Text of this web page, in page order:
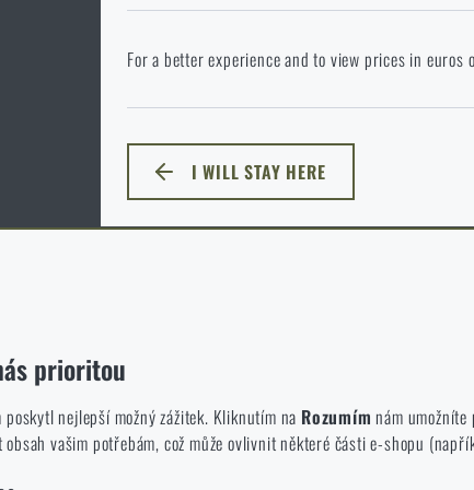
Ve vámi vybraném jazyce stránka neexistuje.
jazyka. Jakou možnost si vyberete?
ZŮSTANU TADY
ODEJÍT
For a better experience and to view prices in
I WILL STAY HERE
prioritou
poskytl nejlepší možný zážitek. Kliknutím na Rozumím nám
vašim potřebám, což může ovlivnit některé části e-shopu
ukládá, jakým způsobem procházíte a používáte náš web. Pomáhají
reklamu směřující na náš e-shop, aby byla co nejvíce